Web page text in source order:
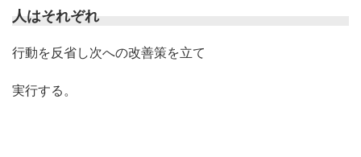
人はそれぞれ
行動を反省し次への改善策を立て
実行する。